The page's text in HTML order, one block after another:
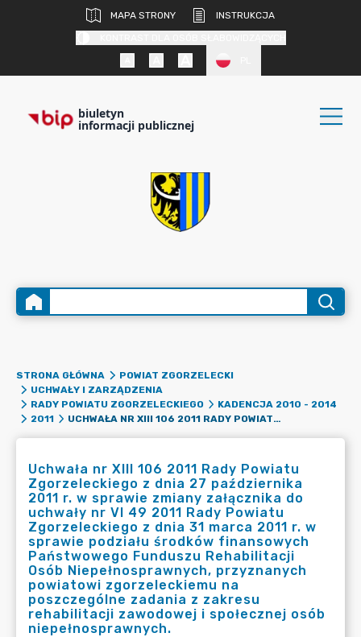
MAPA STRONY
INSTRUKCJA
biuletyn
informacji publicznej
STRONA GŁÓWNA
POWIAT ZGORZELECKI
UCHWAŁY I ZARZĄDZENIA
RADY POWIATU ZGORZELECKIEGO
KADENCJA 2010 - 2014
2011
UCHWAŁA NR XIII 106 2011 RADY POWIATU ZGORZELECKIEGO Z DNIA 27 PAŹDZIERNIKA 2011 R. W SPRAWIE ZMIANY ZAŁĄCZNIKA DO UCHWAŁY NR VI 49 2011 RADY POWIATU ZGORZELECKIEGO Z DNIA 31 MARCA 2011 R. W SPRAWIE PODZIAŁU ŚRODKÓW FINANSOWYCH PAŃSTWOWEGO FUNDUSZU REHABILITACJI OSÓB NIEPEŁNOSPRAWNYCH, PRZYZNANYCH POWIATOWI ZGORZELECKIEMU NA POSZCZEGÓLNE ZADANIA Z ZAKRESU REHABILITACJI ZAWODOWEJ I SPOŁECZNEJ OSÓB NIEPEŁNOSPRAWNYCH.
Uchwała nr XIII 106 2011 Rady Powiatu
Zgorzeleckiego z dnia 27 października
2011 r. w sprawie zmiany załącznika do
uchwały nr VI 49 2011 Rady Powiatu
Zgorzeleckiego z dnia 31 marca 2011 r. w
sprawie podziału środków finansowych
Państwowego Funduszu Rehabilitacji
Osób Niepełnosprawnych, przyznanych
powiatowi zgorzeleckiemu na
poszczególne zadania z zakresu
rehabilitacji zawodowej i społecznej osób
niepełnosprawnych.